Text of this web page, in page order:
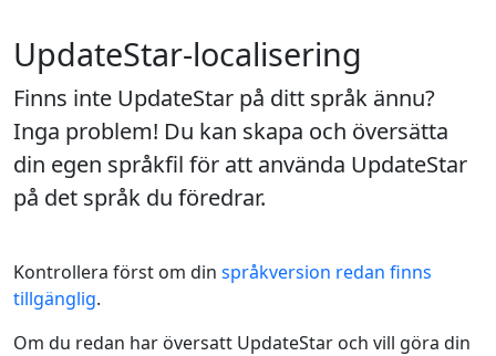
UpdateStar-localisering
Finns inte UpdateStar på ditt språk ännu?
Inga problem! Du kan skapa och översätta
din egen språkfil för att använda UpdateStar
på det språk du föredrar.
Kontrollera först om din språkversion redan finns
tillgänglig.
Om du redan har översatt UpdateStar och vill göra din